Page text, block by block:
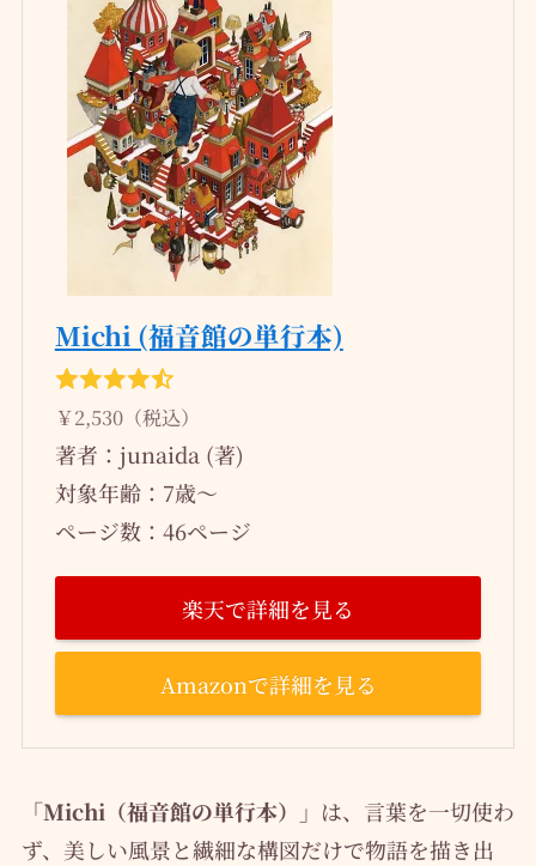
Michi (福音館の単行本)
￥2,530（税込）
著者：junaida (著)
対象年齢：7歳～
ページ数：46ページ
楽天で詳細を見る
Amazonで詳細を見る
「Michi（福音館の単行本）」 は、言葉を一切使わ
ず、美しい風景と繊細な構図だけで物語を描き出